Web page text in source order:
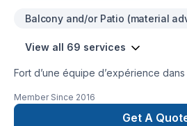
Balcony and/or Patio (material
View all 69 services
Fort d’une équipe d’expérience
exigences. Notre équipe connaît
en milieu de travail. C’est pourquoi
Member Since 2016
Get A